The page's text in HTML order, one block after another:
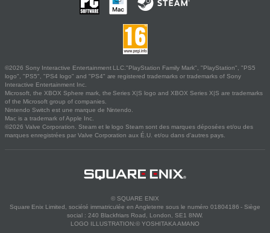
©2026 Sony Interactive Entertainment LLC."PlayStation Family Mark", "PlayStation", "PS5
logo", "PS5", "PS4 logo" and "PS4" are registered trademarks or trademarks of Sony
Interactive Entertainment Inc.
Microsoft, the XBOX Sphere mark, the Series X|S logo and XBOX Series X|S are trademarks
of the Microsoft group of companies.
Nintendo Switch est une marque de Nintendo.
Mac is a trademark of Apple Inc.
©2026 Valve Corporation. Steam et le logo Steam sont des marques déposées et/ou des
marques enregistrées par Valve Corporation aux É.U. et/ou dans d'autres pays.
© SQUARE ENIX
Square Enix Limited, société immatriculée en Angleterre sous le numéro 01804186 - Siège
social : 240 Blackfriars Road, London, SE1 8NW.
LOGO ILLUSTRATION:© YOSHITAKA AMANO